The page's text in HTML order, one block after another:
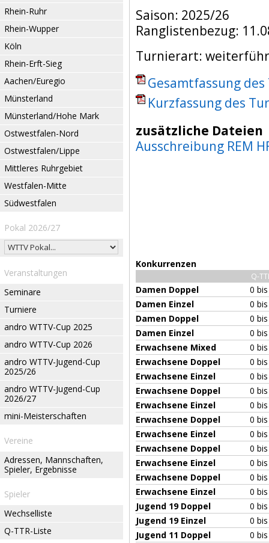
Rhein-Ruhr
Rhein-Wupper
Köln
Rhein-Erft-Sieg
Aachen/Euregio
Münsterland
Münsterland/Hohe Mark
Ostwestfalen-Nord
Ostwestfalen/Lippe
Mittleres Ruhrgebiet
Westfalen-Mitte
Südwestfalen
Pokal 2026/27
Veranstaltungen
Seminare
Turniere
andro WTTV-Cup 2025
andro WTTV-Cup 2026
andro WTTV-Jugend-Cup
2025/26
andro WTTV-Jugend-Cup
2026/27
mini-Meisterschaften
Vereine
Adressen, Mannschaften,
Spieler, Ergebnisse
Spieler
Wechselliste
Q-TTR-Liste
Saison: 2025/26
Ranglistenbezug:
Turnierart:
Gesamtfassung
Kurzfassung des
zusätzliche Dateien
Ausschreibung REM
Konkurrenzen
Q-
Damen Doppel
0
Damen Einzel
0
Damen Doppel
0
Damen Einzel
0
Erwachsene Mixed
0
Erwachsene Doppel
0
Erwachsene Einzel
0
Erwachsene Doppel
0
Erwachsene Einzel
0
Erwachsene Doppel
0
Erwachsene Einzel
0
Erwachsene Doppel
0
Erwachsene Einzel
0
Erwachsene Doppel
0
Erwachsene Einzel
0
Jugend 19 Doppel
0
Jugend 19 Einzel
0
Jugend 11 Doppel
0